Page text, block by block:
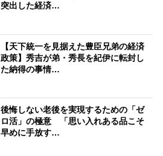
突出した経済…
【天下統一を見据えた豊臣兄弟の経済
政策】秀吉が弟・秀長を紀伊に転封し
た納得の事情…
後悔しない老後を実現するための「ゼ
ロ活」の極意 「思い入れある品こそ
早めに手放す…